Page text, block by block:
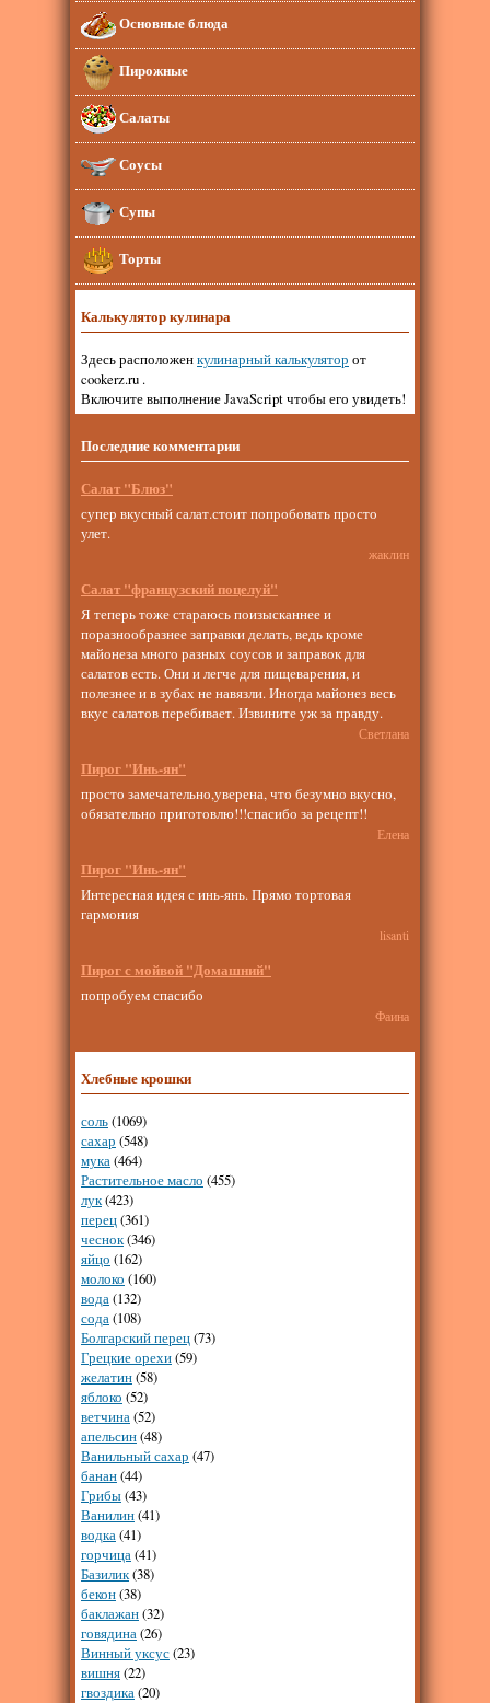
Основные блюда
Пирожные
Салаты
Соусы
Супы
Торты
Калькулятор кулинара
Здесь расположенкулинарный калькулятор от
cookerz.ru .
Включите выполнение JavaScript чтобы его увидеть!
Последние комментарии
Салат "Блюз"
супер вкусный салат.стоит попробовать просто
улет.
жаклин
Салат "французский поцелуй"
Я теперь тоже стараюсь поизысканнее и
поразнообразнее заправки делать, ведь кроме
майонеза много разных соусов и заправок для
салатов есть. Они и легче для пищеварения, и
полезнее и в зубах не навязли. Иногда майонез весь
вкус салатов перебивает. Извините уж за правду.
Светлана
Пирог "Инь-ян"
просто замечательно,уверена, что безумно вкусно,
обязательно приготовлю!!!спасибо за рецепт!!
Елена
Пирог "Инь-ян"
Интересная идея с инь-янь. Прямо тортовая
гармония
lisanti
Пирог с мойвой "Домашний"
попробуем спасибо
Фаина
Хлебные крошки
соль(1069)
сахар (548)
мука(464)
Растительное масло (455)
лук(423)
перец(361)
чеснок(346)
яйцо (162)
молоко (160)
вода(132)
сода(108)
Болгарский перец(73)
Грецкие орехи(59)
желатин(58)
яблоко (52)
ветчина(52)
апельсин(48)
Ванильный сахар (47)
банан(44)
Грибы(43)
Ванилин(41)
водка(41)
горчица(41)
Базилик(38)
бекон(38)
баклажан(32)
говядина(26)
Винный уксус(23)
вишня(22)
гвоздика(20)